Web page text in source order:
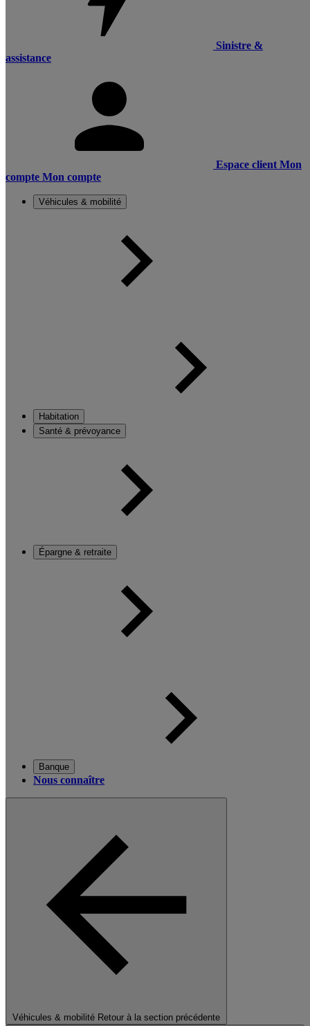
Sinistre &
assistance
Espace client Mon
compte Mon compte
Véhicules & mobilité
Habitation
Santé & prévoyance
Épargne & retraite
Banque
Nous connaître
Véhicules & mobilité Retour à la section précédente